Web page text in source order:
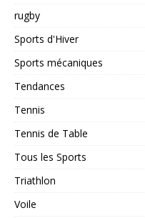
rugby
Sports d'Hiver
Sports mécaniques
Tendances
Tennis
Tennis de Table
Tous les Sports
Triathlon
Voile